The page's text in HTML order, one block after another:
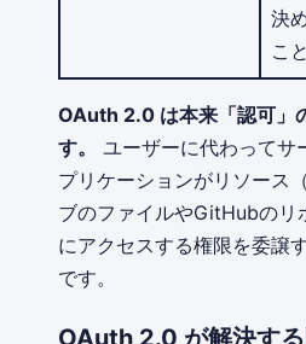
決
こと
OAuth 2.0 は本来「認可」
す。
ユーザーに代わってサ
プリケーションがリソース
ブのファイルやGitHubのリ
にアクセスする権限を委譲
です。